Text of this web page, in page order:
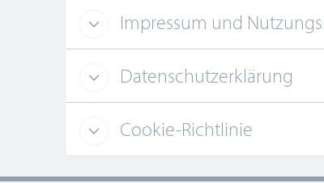
Impressum und
Datenschutzerklärung
Cookie-Richtlinie